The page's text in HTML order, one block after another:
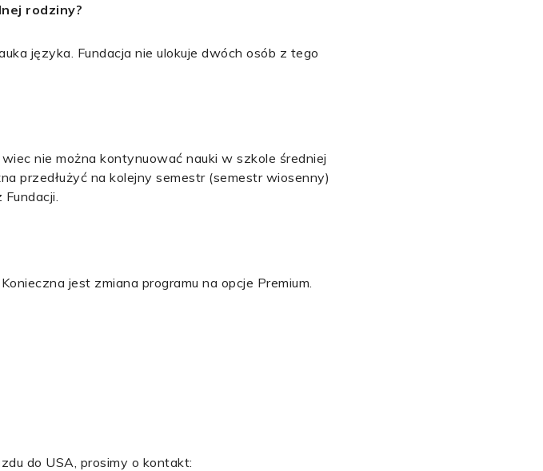
rodziny?
języka. Fundacja nie ulokuje dwóch osób z tego
nie można kontynuować nauki w szkole średniej
przedłużyć na kolejny semestr (semestr wiosenny)
jest zmiana programu na opcje Premium.
do USA, prosimy o kontakt: